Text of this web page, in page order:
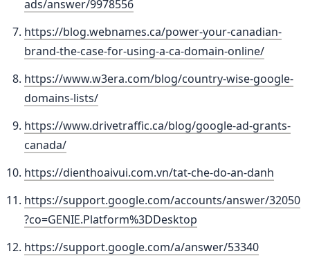
ads/answer/9978556
https://blog.webnames.ca/power-your-canadian-
brand-the-case-for-using-a-ca-domain-online/
https://www.w3era.com/blog/country-wise-google-
domains-lists/
https://www.drivetraffic.ca/blog/google-ad-grants-
canada/
https://dienthoaivui.com.vn/tat-che-do-an-danh
https://support.google.com/accounts/answer/32050
?co=GENIE.Platform%3DDesktop
https://support.google.com/a/answer/53340